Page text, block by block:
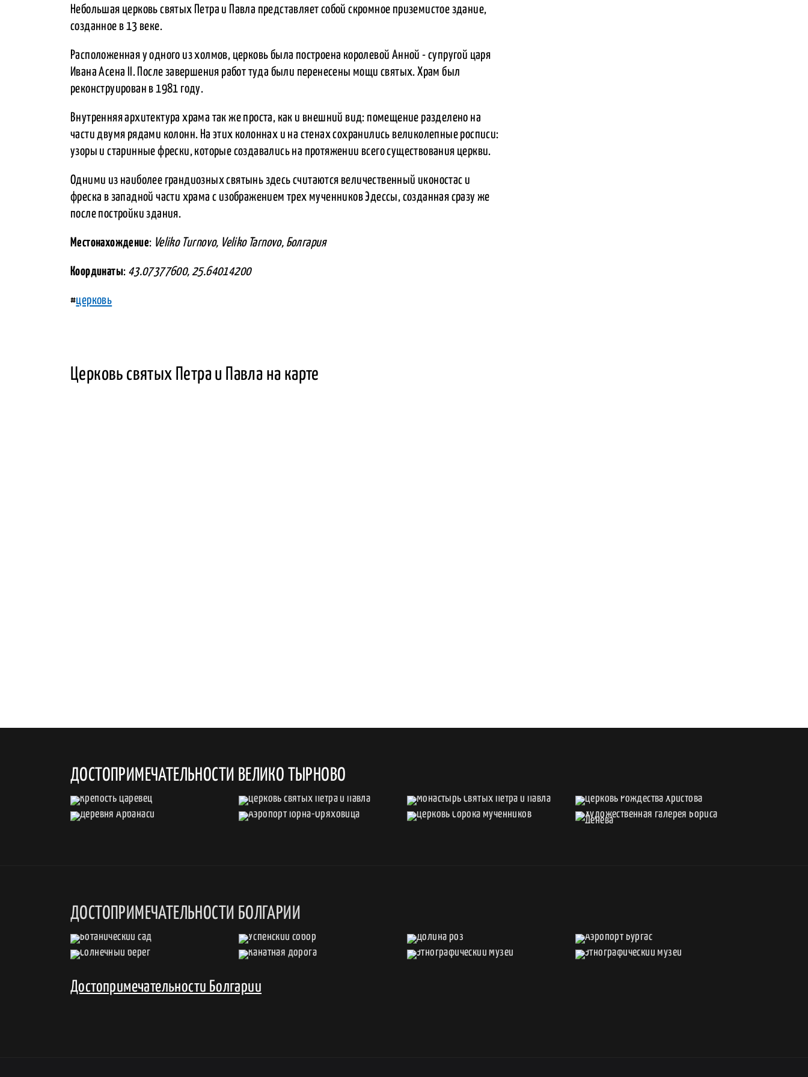
Небольшая церковь святых Петра и Павла представляет собой скромное приземистое здание,
созданное в 13 веке.
Расположенная у одного из холмов, церковь была построена королевой Анной - супругой царя
Ивана Асена II. После завершения работ туда были перенесены мощи святых. Храм был
реконструирован в 1981 году.
Внутренняя архитектура храма так же проста, как и внешний вид: помещение разделено на
части двумя рядами колонн. На этих колоннах и на стенах сохранились великолепные росписи:
узоры и старинные фрески, которые создавались на протяжении всего существования церкви.
Одними из наиболее грандиозных святынь здесь считаются величественный иконостас и
фреска в западной части храма с изображением трех мученников Эдессы, созданная сразу же
после постройки здания.
Местонахождение: Veliko Turnovo, Veliko Tarnovo, Болгария
Координаты: 43.07377600, 25.64014200
#церковь
Церковь святых Петра и Павла на карте
ДОСТОПРИМЕЧАТЕЛЬНОСТИ ВЕЛИКО ТЫРНОВО
ДОСТОПРИМЕЧАТЕЛЬНОСТИ БОЛГАРИИ
Достопримечательности Болгарии